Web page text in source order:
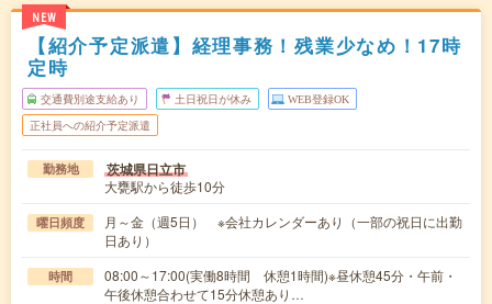
NEW
【紹介予定派遣】経理事務！残業少なめ！17時
定時
交通費別途支給あり 土日祝日が休み WEB登録OK
正社員への紹介予定派遣
勤務地 茨城県日立市
大甕駅から徒歩10分
曜日頻度
月～金（週5日） ※会社カレンダーあり（一部の祝日に出勤
日あり）
時間
08:00～17:00(実働8時間 休憩1時間)※昼休憩45分・午前・
午後休憩合わせて15分休憩あり…